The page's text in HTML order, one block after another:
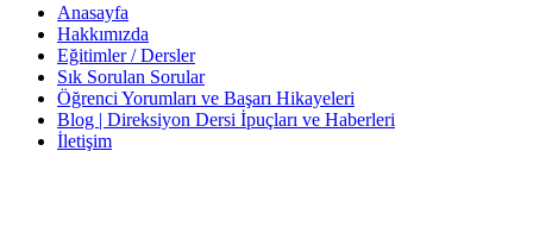
Anasayfa
Hakkımızda
Eğitimler / Dersler
Sık Sorulan Sorular
Öğrenci Yorumları ve Başarı Hikayeleri
Blog | Direksiyon Dersi İpuçları ve Haberleri
İletişim